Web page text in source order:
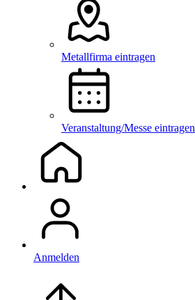
Metallfirma eintragen
Veranstaltung/Messe eintragen
Anmelden